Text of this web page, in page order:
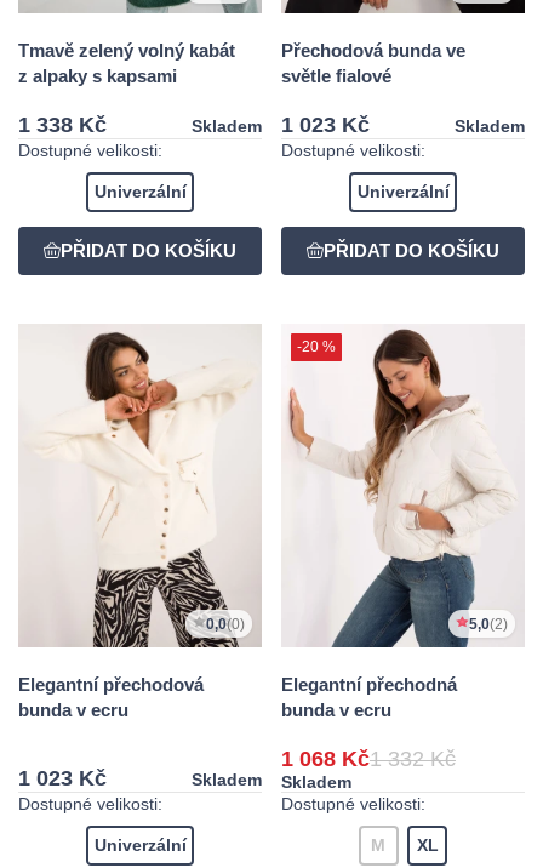
Tmavě zelený volný kabát
z alpaky s kapsami
1 338 Kč
Skladem
Dostupné velikosti:
Univerzální
Přechodová bunda ve
světle fialové
1 023 Kč
Skladem
Dostupné velikosti:
Univerzální
0,0(0)
Elegantní přechodová
bunda v ecru
1 023 Kč
Skladem
Dostupné velikosti:
Univerzální
-20 %
5,0(2)
Elegantní přechodná
bunda v ecru
1 068 Kč1 332 Kč
Skladem
Dostupné velikosti:
M XL